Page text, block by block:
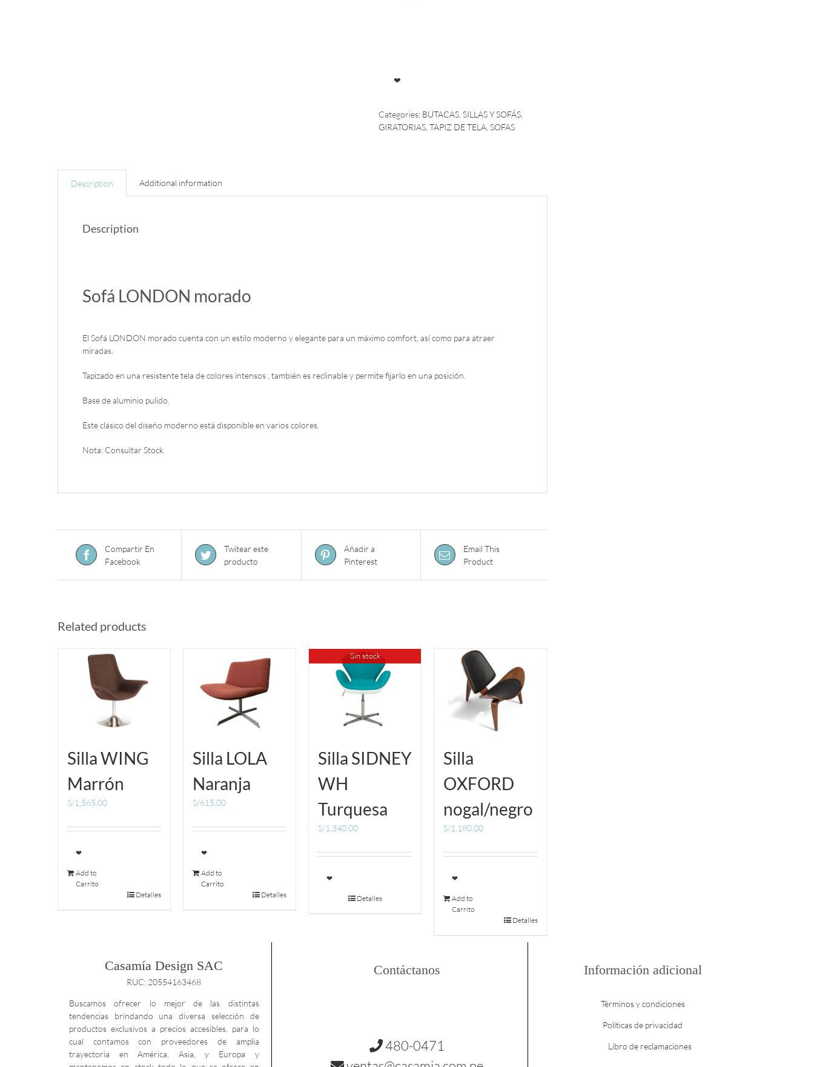
❤
Categories: BUTACAS, SILLAS Y SOFÁS,
GIRATORIAS, TAPIZ DE TELA, SOFAS
Description Additional information
Description
Sofá LONDON morado
El Sofá LONDON morado cuenta con un estilo moderno y elegante para un máximo comfort, así como para atraer
miradas.
Tapizado en una resistente tela de colores intensos , también es reclinable y permite fijarlo en una posición.
Base de aluminio pulido.
Este clásico del diseño moderno está disponible en varios colores.
Nota: Consultar Stock
Compartir En
Facebook
Twitear este
producto
Añadir a
Pinterest
Email This
Product
Related products
Silla WING
Marrón
S/1,565.00
❤
Add to
Carrito
Detalles
Silla LOLA
Naranja
S/615.00
❤
Add to
Carrito
Detalles
Sin stock
Silla SIDNEY
WH
Turquesa
S/1,340.00
❤
Detalles
Silla
OXFORD
nogal/negro
S/1,180.00
❤
Add to
Carrito
Detalles
Casamía Design SAC
RUC: 20554163468
Buscamos ofrecer lo mejor de las distintas
tendencias brindando una diversa selección de
productos exclusivos a precios accesibles, para lo
cual contamos con proveedores de amplia
trayectoria en América, Asia, y Europa y
Contáctanos
480-0471
Información adicional
Términos y condiciones
Políticas de privacidad
Libro de reclamaciones